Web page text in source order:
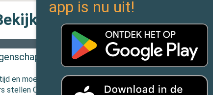
alle berichten
en moeten
stellen CNV